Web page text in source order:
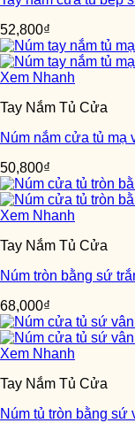
52,800₫
Xem Nhanh
Tay Nắm Tủ Cửa
Núm nắm cửa tủ mạ
50,800₫
Xem Nhanh
Tay Nắm Tủ Cửa
Núm tròn bằng sứ
68,000₫
Xem Nhanh
Tay Nắm Tủ Cửa
Núm tủ tròn bằng sứ